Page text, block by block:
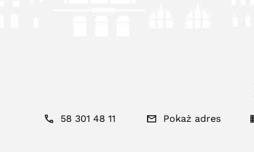
58 301 48 11 Pokaż adres